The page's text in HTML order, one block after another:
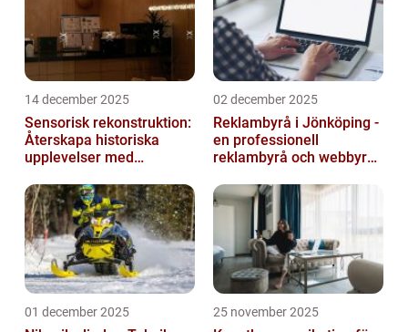
14 december 2025
Sensorisk rekonstruktion:
Återskapa historiska
upplevelser med
02 december 2025
Reklambyrå i Jönköping -
en professionell
reklambyrå och webbyrå
kommunikati...
01 december 2025 25 november 2025